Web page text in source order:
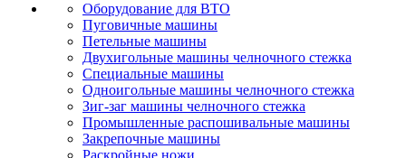
Оборудование для ВТО
Пуговичные машины
Петельные машины
Двухигольные машины челночного стежка
Специальные машины
Одноигольные машины челночного стежка
Зиг-заг машины челночного стежка
Промышленные распошивальные машины
Закрепочные машины
Раскройные ножи